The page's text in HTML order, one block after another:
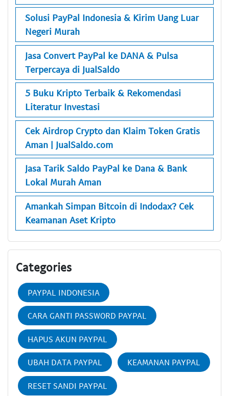
Solusi PayPal Indonesia & Kirim Uang Luar
Negeri Murah
Jasa Convert PayPal ke DANA & Pulsa
Terpercaya di JualSaldo
5 Buku Kripto Terbaik & Rekomendasi
Literatur Investasi
Cek Airdrop Crypto dan Klaim Token Gratis
Aman | JualSaldo.com
Jasa Tarik Saldo PayPal ke Dana & Bank
Lokal Murah Aman
Amankah Simpan Bitcoin di Indodax? Cek
Keamanan Aset Kripto
Categories
PAYPAL INDONESIA
CARA GANTI PASSWORD PAYPAL
HAPUS AKUN PAYPAL
UBAH DATA PAYPAL KEAMANAN PAYPAL
RESET SANDI PAYPAL